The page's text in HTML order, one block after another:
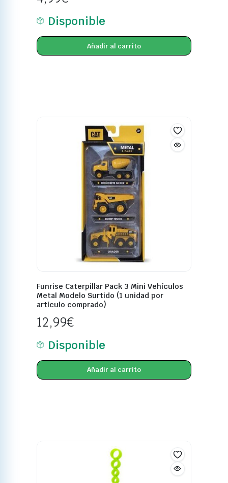
Disponible
Añadir al carrito
Funrise Caterpillar Pack 3 Mini Vehículos
Metal Modelo Surtido (1 unidad por
artículo comprado)
12,99€
Disponible
Añadir al carrito